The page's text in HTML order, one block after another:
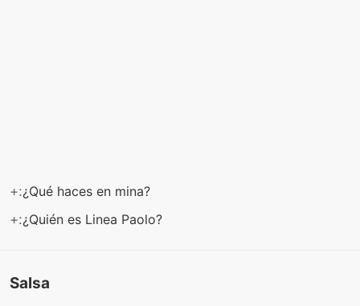
+:¿Qué haces en mina?
+:¿Quién es Linea Paolo?
Salsa